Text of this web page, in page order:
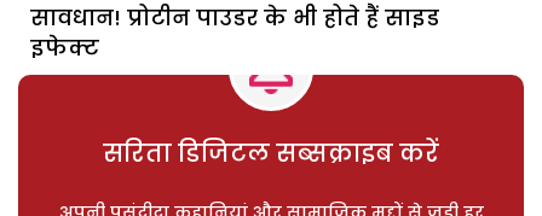
सावधान! प्रोटीन पाउडर के भी होते हैं साइड
इफेक्ट
सरिता डिजिटल सब्सक्राइब करें